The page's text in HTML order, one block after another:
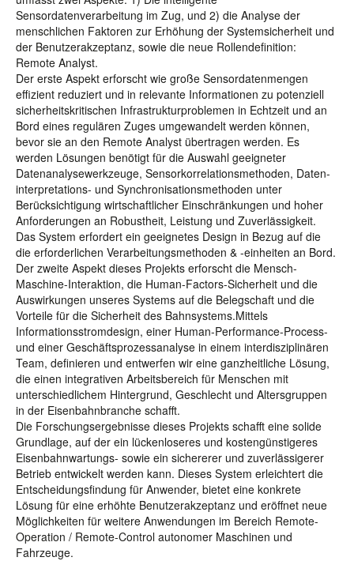
Sensordatenverarbeitung im Zug, und 2) die Analyse der
menschlichen Faktoren zur Erhöhung der Systemsicherheit und
der Benutzerakzeptanz, sowie die neue Rollendefinition:
Remote Analyst.
Der erste Aspekt erforscht wie große Sensordatenmengen
effizient reduziert und in relevante Informationen zu potenziell
sicherheitskritischen Infrastrukturproblemen in Echtzeit und an
Bord eines regulären Zuges umgewandelt werden können,
bevor sie an den Remote Analyst übertragen werden. Es
werden Lösungen benötigt für die Auswahl geeigneter
Datenanalysewerkzeuge, Sensorkorrelationsmethoden, Daten-
interpretations- und Synchronisationsmethoden unter
Berücksichtigung wirtschaftlicher Einschränkungen und hoher
Anforderungen an Robustheit, Leistung und Zuverlässigkeit.
Das System erfordert ein geeignetes Design in Bezug auf die
die erforderlichen Verarbeitungsmethoden & -einheiten an Bord.
Der zweite Aspekt dieses Projekts erforscht die Mensch-
Maschine-Interaktion, die Human-Factors-Sicherheit und die
Auswirkungen unseres Systems auf die Belegschaft und die
Vorteile für die Sicherheit des Bahnsystems.Mittels
Informationsstromdesign, einer Human-Performance-Process-
und einer Geschäftsprozessanalyse in einem interdisziplinären
Team, definieren und entwerfen wir eine ganzheitliche Lösung,
die einen integrativen Arbeitsbereich für Menschen mit
unterschiedlichem Hintergrund, Geschlecht und Altersgruppen
in der Eisenbahnbranche schafft.
Die Forschungsergebnisse dieses Projekts schafft eine solide
Grundlage, auf der ein lückenloseres und kostengünstigeres
Eisenbahnwartungs- sowie ein sichererer und zuverlässigerer
Betrieb entwickelt werden kann. Dieses System erleichtert die
Entscheidungsfindung für Anwender, bietet eine konkrete
Lösung für eine erhöhte Benutzerakzeptanz und eröffnet neue
Möglichkeiten für weitere Anwendungen im Bereich Remote-
Operation / Remote-Control autonomer Maschinen und
Fahrzeuge.